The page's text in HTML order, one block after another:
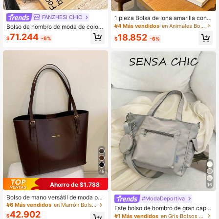
FANZHESI CHIC
Bolso de hombro de moda de color
sólido con aplique de letra de cuero
en contraste, bolso tote suave y hol
$71.244 -6%
15
Ahorro de $1.788
Bolso de mano versátil de moda par
a el uso diario, bolso de mano elega
nte y de moda para mujer, bolso de
#6 Más vendidos en Marrón Bolsos De Mano Para Mujer
$42.902
1 pieza Bolsa de lona amarilla con e
stampado de Snoopy, diseño de gra
compras y uso diario, regalo ideal p
n, regreso a la escuela y graduació
#4 Más vendidos en Animales Bolsos De Mano Para Mujer
$18.852 -6%
16
#ModaDeportiva
Este bolso de hombro de gran capa
cidad y unicolor, de estilo fashionab
#1 Más vendidos
en Gris Bolsos De Mano Para Mujer